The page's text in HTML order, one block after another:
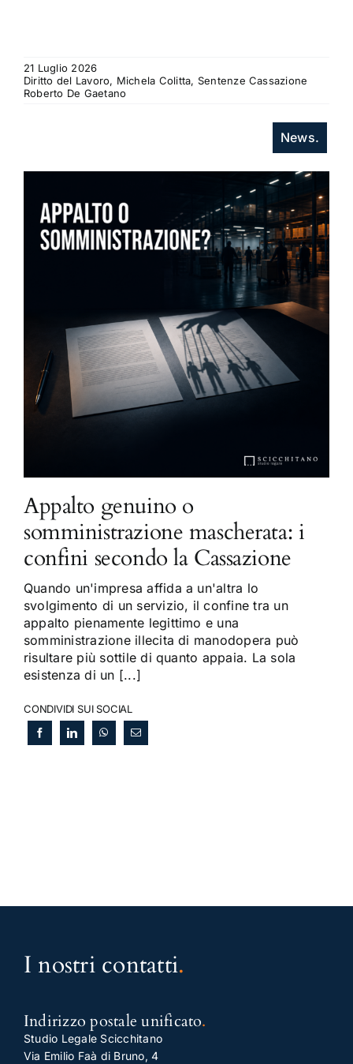
21 Luglio 2026
Diritto del Lavoro, Michela Colitta, Sentenze Cassazione
Roberto De Gaetano
News.
Appalto genuino o
somministrazione mascherata: i
confini secondo la Cassazione
Quando un'impresa affida a un'altra lo
svolgimento di un servizio, il confine tra un
appalto pienamente legittimo e una
somministrazione illecita di manodopera può
risultare più sottile di quanto appaia. La sola
esistenza di un [...]
CONDIVIDI SUI SOCIAL
I nostri contatti.
Indirizzo postale unificato.
Studio Legale Scicchitano
Via Emilio Faà di Bruno, 4